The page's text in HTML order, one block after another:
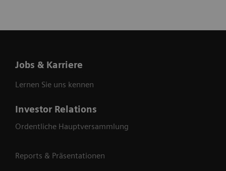
Jobs & Karriere
Lernen Sie uns kennen
Investor Relations
Ordentliche Hauptversammlung
Reports & Präsentationen